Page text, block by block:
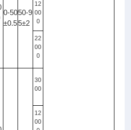
0-50
±0.5
50-9
5±2
12
00
0
22
00
0
30
00
12
00